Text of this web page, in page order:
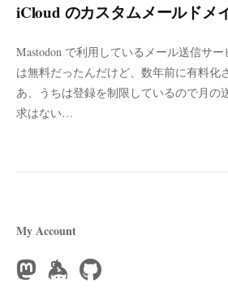
iCloud のカスタムメールドメ
Mastodon で利用しているメール送信サ
は無料だったんだけど、数年前に有料化
あ、うちは登録を制限しているので月の
求はない…
My Account